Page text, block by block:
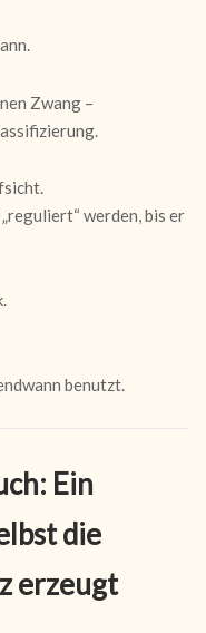
Zwang –
werden, bis er
benutzt.
Ein
die
erzeugt